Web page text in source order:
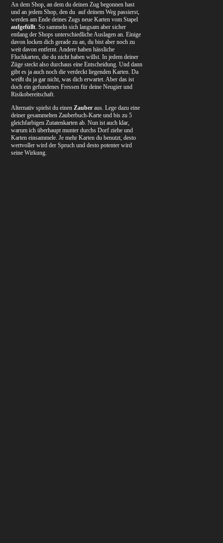
An dem Shop, an dem du deinen Zug begonnen hast
und an jedem Shop, den du auf deinem Weg passierst,
werden am Ende deines Zugs neue Karten vom Stapel
aufgefüllt. So sammeln sich langsam aber sicher
entlang der Shops unterschiedliche Auslagen an. Einige
davon locken dich gerade zu an, du bist aber noch zu
weit davon entfernt. Andere haben hässliche
Fluchkarten, die du nicht haben willst. In jedem deiner
Züge steckt also durchaus eine Entscheidung. Und dann
gibt es ja auch noch die verdeckt liegenden Karten. Da
weißt du ja gar nicht, was dich erwartet. Aber das ist
doch ein gefundenes Fressen für deine Neugier und
Risikobereitschaft.
Alternativ spielst du einenZauber aus. Lege dazu eine
deiner gesammelten Zauberbuch-Karte und bis zu 5
gleichfarbigen Zutatenkarten ab. Nun ist auch klar,
warum ich überhaupt munter durchs Dorf ziehe und
Karten einsammele. Je mehr Karten du benutzt, desto
wertvoller wird der Spruch und desto potenter wird
seine Wirkung.